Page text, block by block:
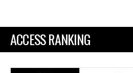
ACCESS RANKING